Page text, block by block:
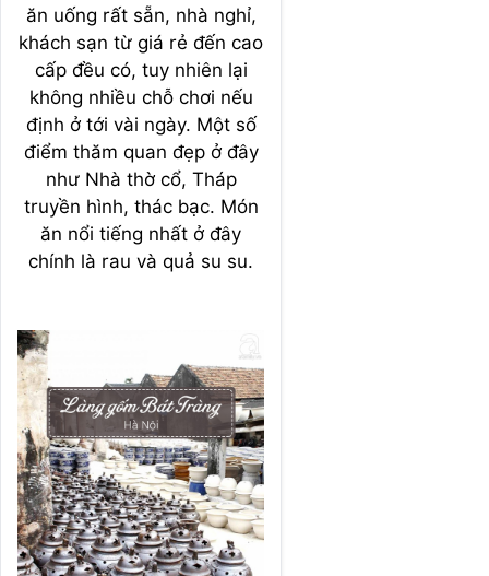
ăn uống rất sẵn, nhà nghỉ,
khách sạn từ giá rẻ đến cao
cấp đều có, tuy nhiên lại
không nhiều chỗ chơi nếu
định ở tới vài ngày. Một số
điểm thăm quan đẹp ở đây
như Nhà thờ cổ, Tháp
truyền hình, thác bạc. Món
ăn nổi tiếng nhất ở đây
chính là rau và quả su su.